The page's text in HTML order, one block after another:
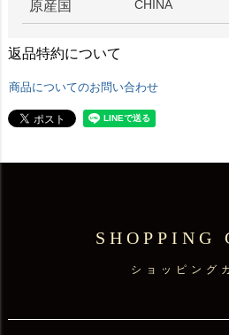
原産国 CHINA
返品特約について
商品についてのお問い合わせ
SHOPPING
ショッピング